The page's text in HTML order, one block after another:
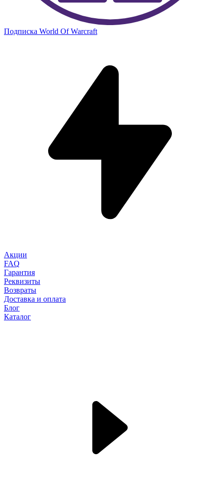
Подписка World Of Warcraft
Акции
FAQ
Гарантия
Реквизиты
Возвраты
Доставка и оплата
Блог
Каталог